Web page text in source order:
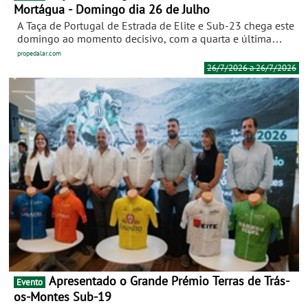
Mortágua - Domingo dia 26 de Julho
A Taça de Portugal de Estrada de Elite e Sub-23 chega este
domingo ao momento decisivo, com a quarta e última
prova pontuável desta edição, no 24.º Grande Prémio de
Ciclismo Mortágua - Pedro Silva. Organizada pelo Velo
Clube do Centro, a prova presta homenagem a Pedro Silva,
fundador do clube e antigo ciclista profissional natural de
Mortágua, falecido em 2021.
propedalar.com
26/7/2026 a 26/7/2026
Evento
os-Montes Sub-19